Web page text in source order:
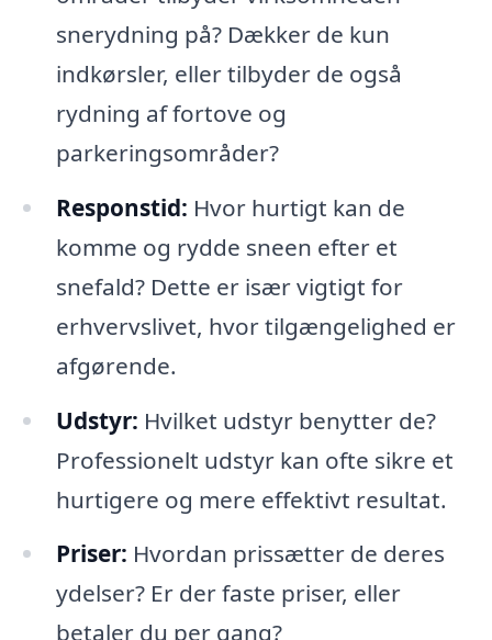
snerydning på? Dækker de kun
indkørsler, eller tilbyder de også
rydning af fortove og
parkeringsområder?
Responstid: Hvor hurtigt kan de
komme og rydde sneen efter et
snefald? Dette er især vigtigt for
erhvervslivet, hvor tilgængelighed er
afgørende.
Udstyr: Hvilket udstyr benytter de?
Professionelt udstyr kan ofte sikre et
hurtigere og mere effektivt resultat.
Priser: Hvordan prissætter de deres
ydelser? Er der faste priser, eller
betaler du per gang?